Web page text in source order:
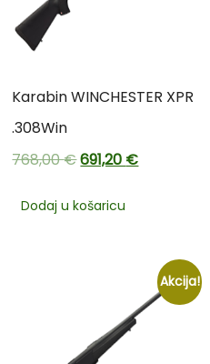
Karabin WINCHESTER XPR
.308Win
768,00€691,20 €
Dodaj u košaricu
Akcija!